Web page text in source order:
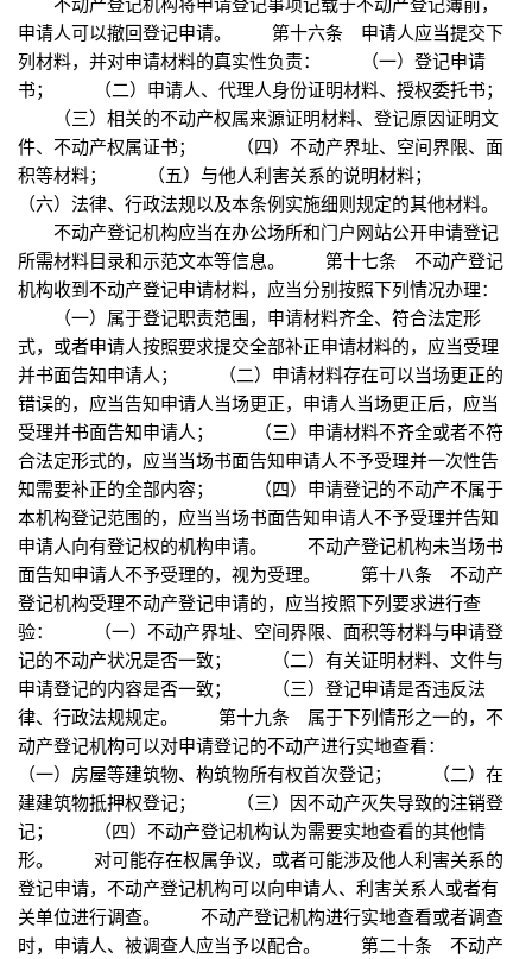
申请人可以撤回登记申请。 第十六条 申请人应当提交下
列材料，并对申请材料的真实性负责： （一）登记申请
书； （二）申请人、代理人身份证明材料、授权委托书；
（三）相关的不动产权属来源证明材料、登记原因证明文
件、不动产权属证书； （四）不动产界址、空间界限、面
积等材料； （五）与他人利害关系的说明材料；
（六）法律、行政法规以及本条例实施细则规定的其他材料。
不动产登记机构应当在办公场所和门户网站公开申请登记
所需材料目录和示范文本等信息。 第十七条 不动产登记
机构收到不动产登记申请材料，应当分别按照下列情况办理：
（一）属于登记职责范围，申请材料齐全、符合法定形
式，或者申请人按照要求提交全部补正申请材料的，应当受理
并书面告知申请人； （二）申请材料存在可以当场更正的
错误的，应当告知申请人当场更正，申请人当场更正后，应当
受理并书面告知申请人； （三）申请材料不齐全或者不符
合法定形式的，应当当场书面告知申请人不予受理并一次性告
知需要补正的全部内容； （四）申请登记的不动产不属于
本机构登记范围的，应当当场书面告知申请人不予受理并告知
申请人向有登记权的机构申请。 不动产登记机构未当场书
面告知申请人不予受理的，视为受理。 第十八条 不动产
登记机构受理不动产登记申请的，应当按照下列要求进行查
验： （一）不动产界址、空间界限、面积等材料与申请登
记的不动产状况是否一致； （二）有关证明材料、文件与
申请登记的内容是否一致； （三）登记申请是否违反法
律、行政法规规定。 第十九条 属于下列情形之一的，不
动产登记机构可以对申请登记的不动产进行实地查看：
（一）房屋等建筑物、构筑物所有权首次登记； （二）在
建建筑物抵押权登记； （三）因不动产灭失导致的注销登
记； （四）不动产登记机构认为需要实地查看的其他情
形。 对可能存在权属争议，或者可能涉及他人利害关系的
登记申请，不动产登记机构可以向申请人、利害关系人或者有
关单位进行调查。 不动产登记机构进行实地查看或者调查
时，申请人、被调查人应当予以配合。 第二十条 不动产